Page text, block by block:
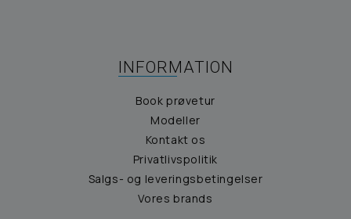
INFORMATION
Book prøvetur
Modeller
Kontakt os
Privatlivspolitik
Salgs- og leveringsbetingelser
Vores brands